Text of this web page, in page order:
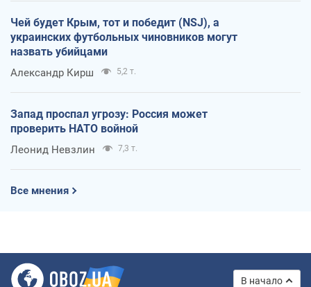
Чей будет Крым, тот и победит (NSJ), а
украинских футбольных чиновников могут
назвать убийцами
Александр Кирш 5,2 т.
Запад проспал угрозу: Россия может
проверить НАТО войной
Леонид Невзлин 7,3 т.
Все мнения
В начало